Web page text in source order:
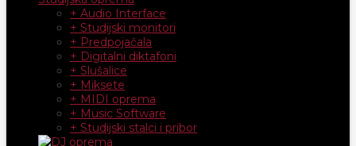
+ Audio Interface
+ Studijski monitori
+ Predpojačala
+ Digitalni diktafoni
+ Slušalice
+ Miksete
+ MIDI oprema
+ Music Software
+ Studijski stalci i pribor